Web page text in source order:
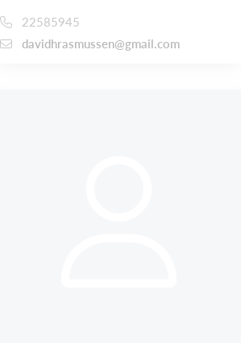
22585945
davidhrasmussen@gmail.com